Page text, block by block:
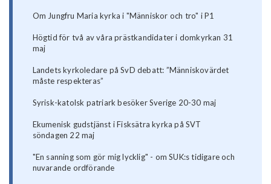
Om Jungfru Maria kyrka i "Människor och tro" i P1
Högtid för två av våra prästkandidater i domkyrkan 31
maj
Landets kyrkoledare på SvD debatt: ”Människovärdet
måste respekteras”
Syrisk-katolsk patriark besöker Sverige 20-30 maj
Ekumenisk gudstjänst i Fisksätra kyrka på SVT
söndagen 22 maj
"En sanning som gör mig lycklig" - om SUK:s tidigare och
nuvarande ordförande